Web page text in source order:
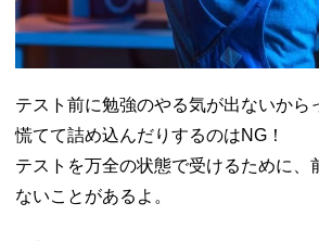
テスト前に勉強のやる気が出ないから
慌てて詰め込んだりするのはNG！
テストを万全の状態で受けるために、
ないことがあるよ。